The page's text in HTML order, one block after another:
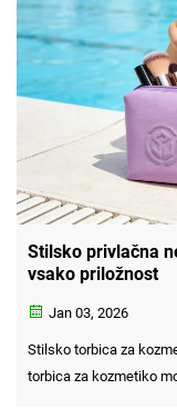
Stilsko privlačna
vsako priložnost
Jan 03, 2026
Stilsko torbica za
torbica za kozmetiko